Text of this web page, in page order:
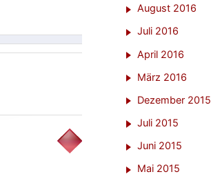
August 2016
Juli 2016
April 2016
März 2016
Dezember 2015
Juli 2015
Juni 2015
Mai 2015